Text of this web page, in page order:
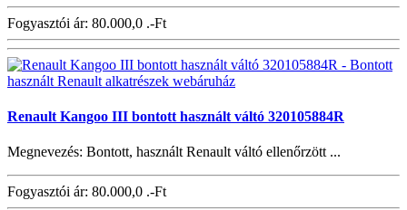
Fogyasztói ár: 80.000,0 .-Ft
Renault Kangoo III bontott használt váltó 320105884R
Megnevezés: Bontott, használt Renault váltó ellenőrzött ...
Fogyasztói ár: 80.000,0 .-Ft